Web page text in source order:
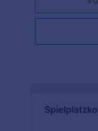
Formularfelder
das Formular
es mit einem